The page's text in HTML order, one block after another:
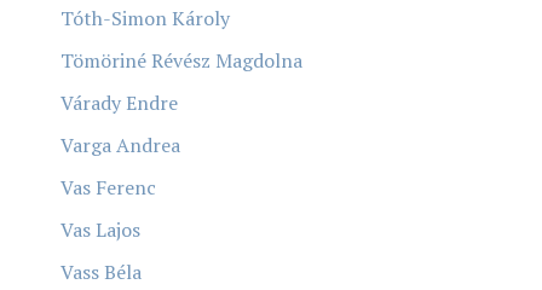
Tóth-Simon Károly
Tömöriné Révész Magdolna
Várady Endre
Varga Andrea
Vas Ferenc
Vas Lajos
Vass Béla